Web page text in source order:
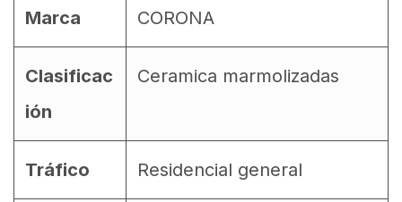
Marca CORONA
Clasificac
ión
Ceramica marmolizadas
Tráfico Residencial general